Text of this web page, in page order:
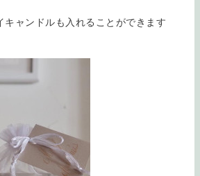
ャンドルも入れることができます